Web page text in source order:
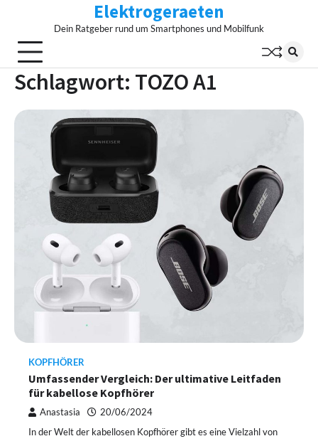
content
Elektrogeraeten
Dein Ratgeber rund um Smartphones und Mobilfunk
Schlagwort: TOZO A1
KOPFHÖRER
Umfassender Vergleich: Der ultimative Leitfaden
für kabellose Kopfhörer
Anastasia 20/06/2024
In der Welt der kabellosen Kopfhörer gibt es eine Vielzahl von